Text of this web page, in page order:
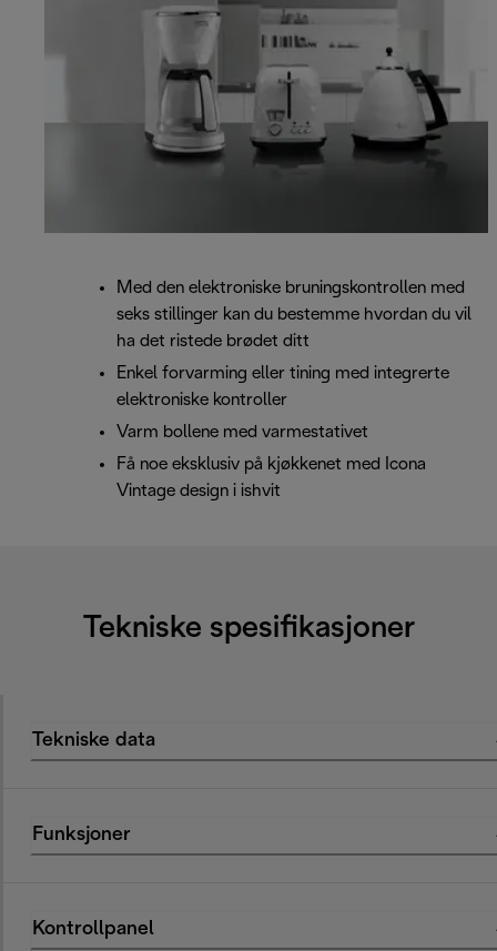
Med den elektroniske bruningskontrollen med
seks stillinger kan du bestemme hvordan du vil
ha det ristede brødet ditt
Enkel forvarming eller tining med integrerte
elektroniske kontroller
Varm bollene med varmestativet
Få noe eksklusiv på kjøkkenet med Icona
Vintage design i ishvit
Tekniske spesifikasjoner
Tekniske data
Funksjoner
Kontrollpanel